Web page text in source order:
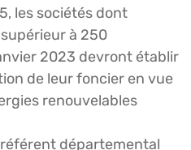
les sociétés dont
à 250
2023 devront établir
de leur foncier en vue
renouvelables
référent départemental